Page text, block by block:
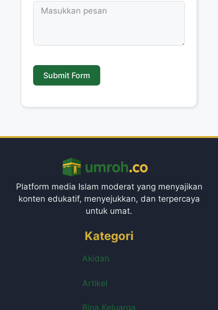
Submit Form
Platform media Islam moderat yang menyajikan
konten edukatif, menyejukkan, dan terpercaya
untuk umat.
Kategori
Akidah
Artikel
Bina Keluarga